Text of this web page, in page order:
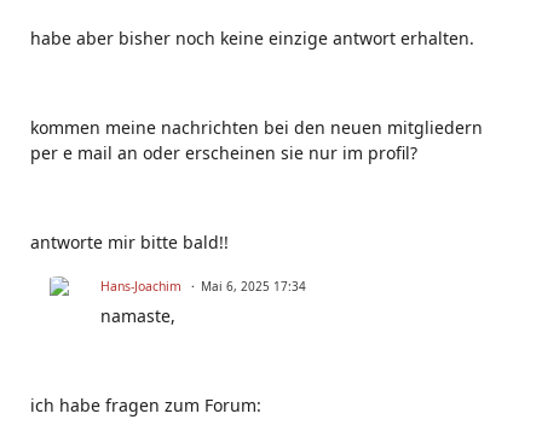
habe aber bisher noch keine einzige antwort erhalten.
kommen meine nachrichten bei den neuen mitgliedern
per e mail an oder erscheinen sie nur im profil?
antworte mir bitte bald!!
Hans-Joachim Mai 6, 2025 17:34
namaste,
ich habe fragen zum Forum: